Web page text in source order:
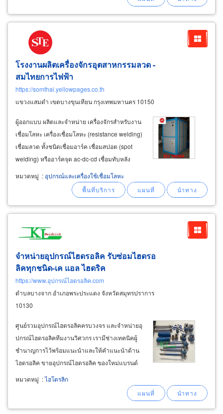
โรงงานผลิตเครื่องจักรอุตสาหกรรมลวด -
สมไทยการไฟฟ้า
https://somthai.yellowpages.co.th
แขวงแสมดำ เขตบางขุนเทียน กรุงเทพมหานคร 10150
ผู้ออกแบบ ผลิตและจำหน่าย เครื่องจักรสำหรับงาน
เชื่อมโลหะ เครื่องเชื่อมโลหะ (resistance welding)
เชื่อมลวด ทั้งชนิดเชื่อมอาร์ค เชื่อมสปอต (spot
welding) หรืออาร์คจุด ac-dc-cd เชื่อมทับหลัง
เครื่องชุบกันสนิม เครื่องจักรที่ใช้ในการผลิต
ตะแกรงลวดชนิดต่างๆ ได้แก่ เครื่องทอตะแกรงไวร์
เมช เครื่องม้วนแผงตะแกรงไวร์เมช
หมวดหมู่ : อุปกรณ์และเครื่องใช้เชื่อมโลหะ
จำหน่ายอุปกรณ์ไฮดรอลิค รับซ่อมไฮดรอ
ลิคทุกชนิด-เค แอล ไฮดริค
https://www.อุปกรณ์ไฮดรอลิค.com
ตำบลบางจาก อำเภอพระประแดง จังหวัดสมุทรปราการ
10130
ศูนย์รวมอุปกรณ์ไฮดรอลิคครบวงจร และจำหน่ายอุ
ปกรณ์ไฮดรอลิคทีมงานวิศวกร เรามีช่างเทคนิคผู้
ชำนาญการไว้พร้อมแนะนำและให้คำแนะนำด้าน
ไฮดรอลิค ขายอุปกรณ์ไฮดรอลิค ของใหม่แบรนด์
ดัง และอุปกรณ์มือสองเกรดเอ มีประกัน จำหน่ายปั๊ม
สมุทรปราการ ปั๊มคอนโทรล ปั๊มไฮดรอลิคมือสอง
เกรด
หมวดหมู่ :ไฮโดรลิก